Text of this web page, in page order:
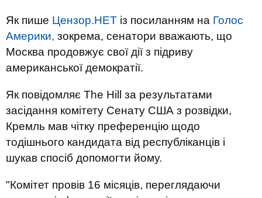
Як пише Цензор.НЕТ із посиланням на Голос
Америки, зокрема, сенатори вважають, що
Москва продовжує свої дії з підриву
американської демократії.
Як повідомляє The Hill за результатами
засідання комітету Сенату США з розвідки,
Кремль мав чітку преференцію щодо
тодішнього кандидата від республіканців і
шукав спосіб допомогти йому.
"Комітет провів 16 місяців, переглядаючи